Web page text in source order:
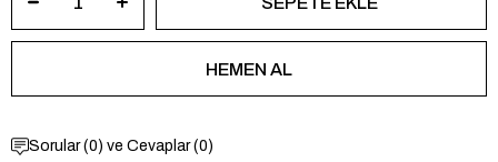
Sorular (0) ve Cevaplar (0)